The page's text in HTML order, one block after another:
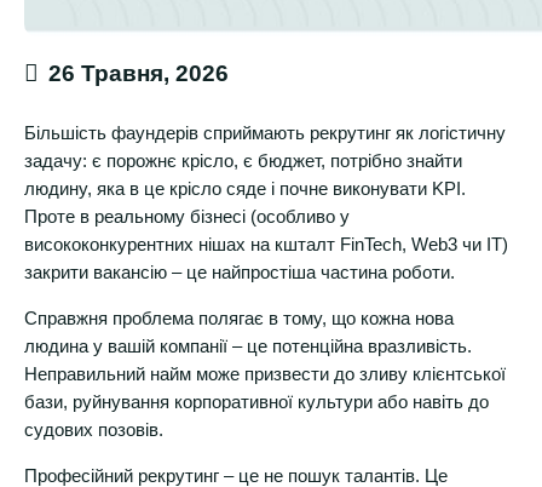
26 Травня, 2026
Більшість фаундерів сприймають рекрутинг як логістичну
задачу: є порожнє крісло, є бюджет, потрібно знайти
людину, яка в це крісло сяде і почне виконувати KPI.
Проте в реальному бізнесі (особливо у
висококонкурентних нішах на кшталт FinTech, Web3 чи IT)
закрити вакансію – це найпростіша частина роботи.
Справжня проблема полягає в тому, що кожна нова
людина у вашій компанії – це потенційна вразливість.
Неправильний найм може призвести до зливу клієнтської
бази, руйнування корпоративної культури або навіть до
судових позовів.
Професійний рекрутинг – це не пошук талантів. Це